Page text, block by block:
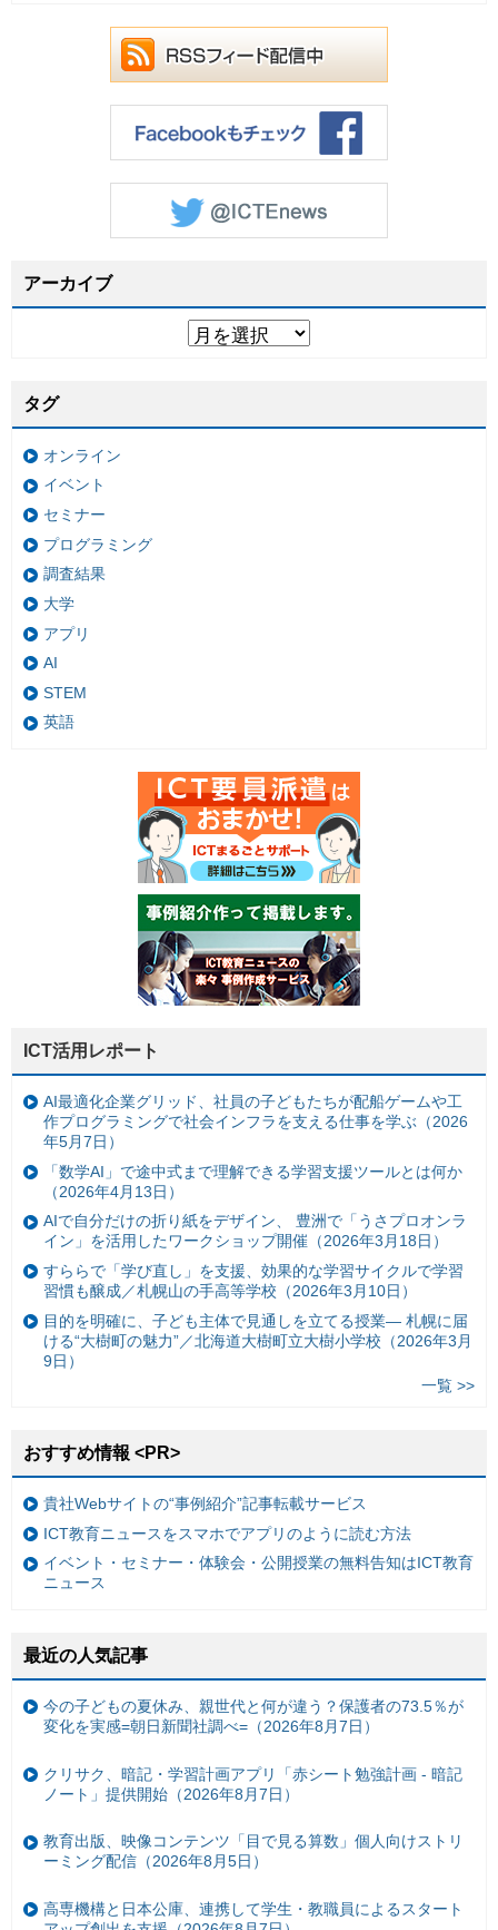
アーカイブ
タグ
オンライン
イベント
セミナー
プログラミング
調査結果
大学
アプリ
AI
STEM
英語
ICT活用レポート
AI最適化企業グリッド、社員の子どもたちが配船ゲームや工
作プログラミングで社会インフラを支える仕事を学ぶ（2026
年5月7日）
「数学AI」で途中式まで理解できる学習支援ツールとは何か
（2026年4月13日）
AIで自分だけの折り紙をデザイン、 豊洲で「うさプロオンラ
イン」を活用したワークショップ開催（2026年3月18日）
すららで「学び直し」を支援、効果的な学習サイクルで学習
習慣も醸成／札幌山の手高等学校（2026年3月10日）
目的を明確に、子ども主体で見通しを立てる授業— 札幌に届
ける“大樹町の魅力”／北海道大樹町立大樹小学校（2026年3月
9日）
一覧 >>
おすすめ情報 <PR>
貴社Webサイトの“事例紹介”記事転載サービス
ICT教育ニュースをスマホでアプリのように読む方法
イベント・セミナー・体験会・公開授業の無料告知はICT教育
ニュース
最近の人気記事
今の子どもの夏休み、親世代と何が違う？保護者の73.5％が
変化を実感=朝日新聞社調べ=（2026年8月7日）
クリサク、暗記・学習計画アプリ「赤シート勉強計画 - 暗記
ノート」提供開始（2026年8月7日）
教育出版、映像コンテンツ「目で見る算数」個人向けストリ
ーミング配信（2026年8月5日）
高専機構と日本公庫、連携して学生・教職員によるスタート